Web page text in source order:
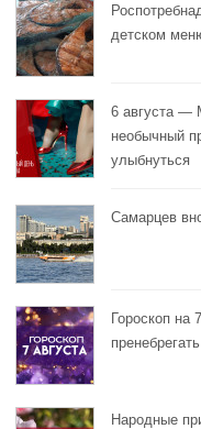
детском
6 августа —
необычный
улыбнуться
Самарцев
Гороскоп на
Народные